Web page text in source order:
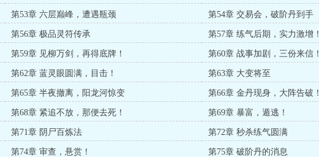
第53章 六层巅峰，遭遇瓶颈 第54章 交易会，破阶丹到手
第56章 极品灵符传承 第57章 练气后期，实力激增！
第59章 见柳万剑，再得底牌！ 第60章 战事加剧，三份来信！
第62章 蓝灵眼圆满，目击！ 第63章 大变将至
第65章 半夜撤离，阳龙河惊变 第66章 金丹现身，大阵告破！
第68章 紧追不放，那便去死！ 第69章 暴富，遁逃！
第71章 阴尸百炼法 第72章 秒杀练气圆满
第74章 审查，悬赏！ 第75章 破阶丹的消息